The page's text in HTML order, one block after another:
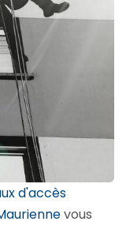
d'accès
vous